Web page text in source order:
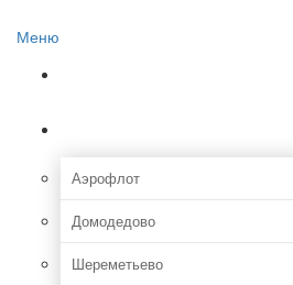
Меню
Аэрофлот
Домодедово
Шереметьево